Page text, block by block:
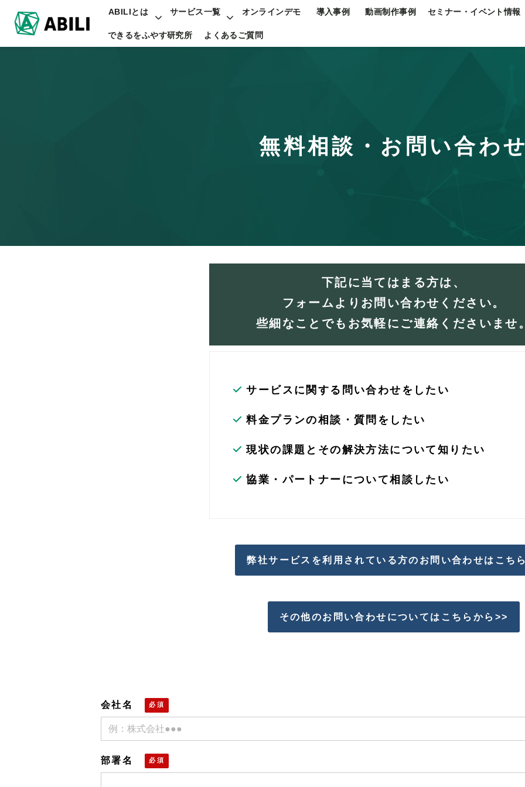
ABILIとは サービス一覧 オンラインデモ 導入事例 動画制作事例 セミナー・イベント情報
できるをふやす研究所 よくあるご質問
無料相談・お問い合わ
下記に当てはまる方は、
フォームよりお問い合わせください。
些細なことでもお気軽にご連絡くださいませ
サービスに関する問い合わせをしたい
料金プランの相談・質問をしたい
現状の課題とその解決方法について知りたい
協業・パートナーについて相談したい
弊社サービスを利用されている方のお問い合わせはこち
その他のお問い合わせについてはこちらから>>
会社名
部署名